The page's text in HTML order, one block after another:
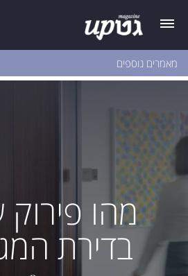
מאמרים נוספים
מהו פירוק
בדירת